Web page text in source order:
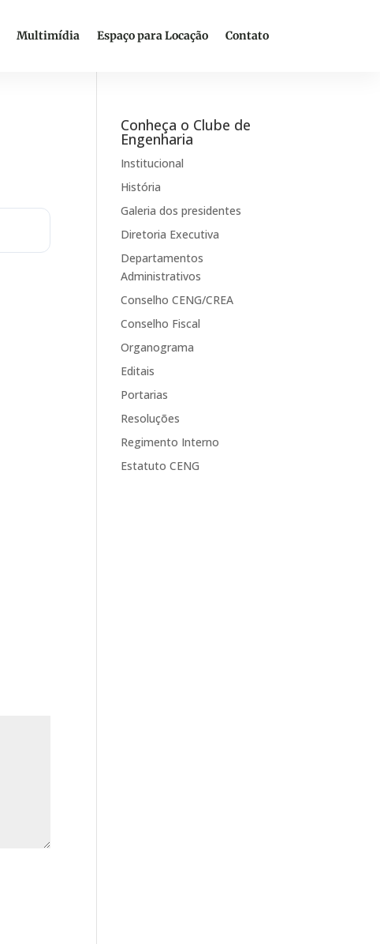
Multimídia Espaço para Locação Contato
Conheça o Clube de
Engenharia
Institucional
História
Galeria dos presidentes
Diretoria Executiva
Departamentos
Administrativos
Conselho CENG/CREA
Conselho Fiscal
Organograma
Editais
Portarias
Resoluções
Regimento Interno
Estatuto CENG